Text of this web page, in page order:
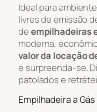
Ideal para
livres de emissão
deempilhadeiras
moderna,
valor da locação
e surpreenda-se.
patolados e
Empilhadeira a Gás